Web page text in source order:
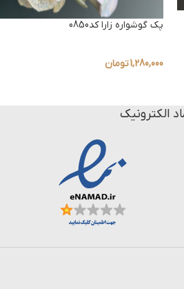
پک گوشواره زارا کد0850
1,280,000تومان
الکترونیک